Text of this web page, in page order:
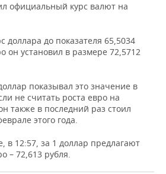
ПФО
официальный курс валют на
доллара до показателя 65,5034
он установил в размере 72,5712
показывал это значение в
не считать роста евро на
также в последний раз стоил
этого года.
в 12:57, за 1 доллар предлагают
– 72,613 рубля.